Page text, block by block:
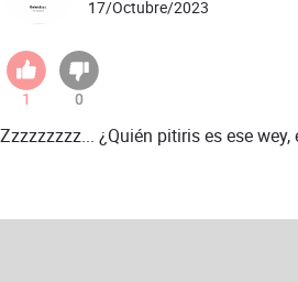
17/Octubre/2023
1 0
Zzzzzzzzz... ¿Quién pitiris es ese